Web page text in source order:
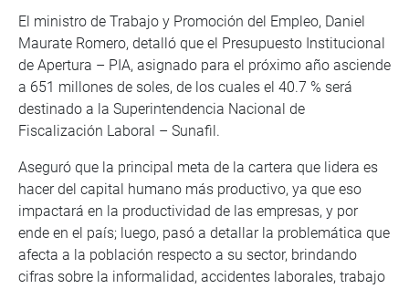
El ministro de Trabajo y Promoción del Empleo, Daniel
Maurate Romero, detalló que el Presupuesto Institucional
de Apertura – PIA, asignado para el próximo año asciende
a 651 millones de soles, de los cuales el 40.7 % será
destinado a la Superintendencia Nacional de
Fiscalización Laboral – Sunafil.
Aseguró que la principal meta de la cartera que lidera es
hacer del capital humano más productivo, ya que eso
impactará en la productividad de las empresas, y por
ende en el país; luego, pasó a detallar la problemática que
afecta a la población respecto a su sector, brindando
cifras sobre la informalidad, accidentes laborales, trabajo